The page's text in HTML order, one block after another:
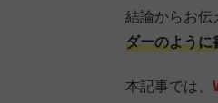
結論からお伝
ダーのように
本記事では、